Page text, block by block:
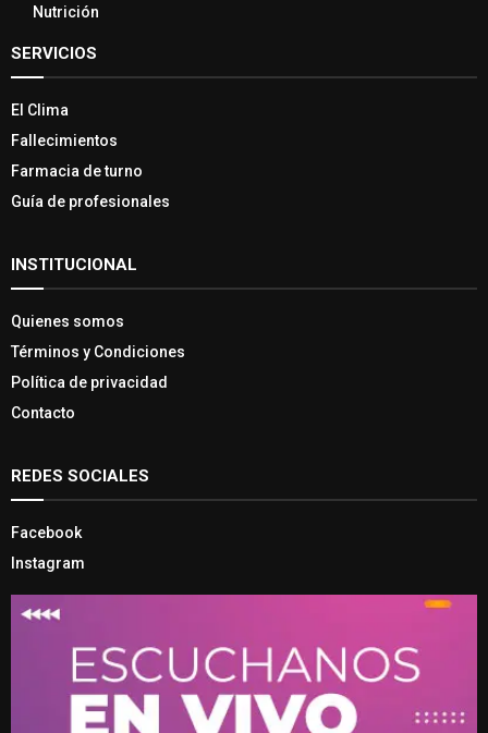
Nutrición
SERVICIOS
El Clima
Fallecimientos
Farmacia de turno
Guía de profesionales
INSTITUCIONAL
Quienes somos
Términos y Condiciones
Política de privacidad
Contacto
REDES SOCIALES
Facebook
Instagram